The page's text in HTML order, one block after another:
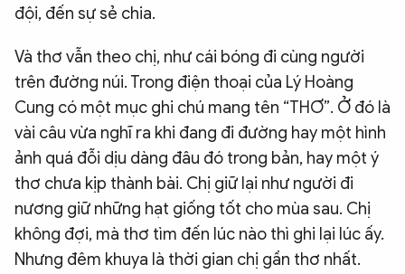
đội, đến sự sẻ chia.
Và thơ vẫn theo chị, như cái bóng đi cùng người
trên đường núi. Trong điện thoại của Lý Hoàng
Cung có một mục ghi chú mang tên “THƠ”. Ở đó là
vài câu vừa nghĩ ra khi đang đi đường hay một hình
ảnh quá đỗi dịu dàng đâu đó trong bản, hay một ý
thơ chưa kịp thành bài. Chị giữ lại như người đi
nương giữ những hạt giống tốt cho mùa sau. Chị
không đợi, mà thơ tìm đến lúc nào thì ghi lại lúc ấy.
Nhưng đêm khuya là thời gian chị gần thơ nhất.